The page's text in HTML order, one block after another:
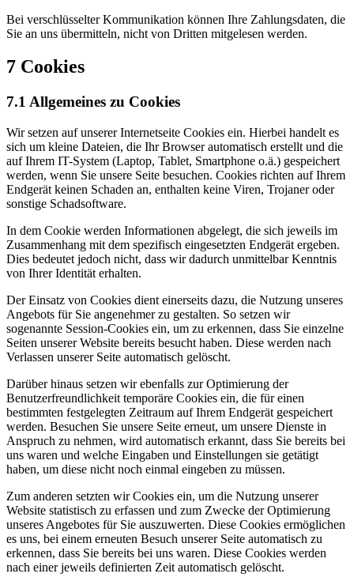
Bei verschlüsselter Kommunikation können Ihre Zahlungsdaten, die
Sie an uns übermitteln, nicht von Dritten mitgelesen werden.
7 Cookies
7.1 Allgemeines zu Cookies
Wir setzen auf unserer Internetseite Cookies ein. Hierbei handelt es
sich um kleine Dateien, die Ihr Browser automatisch erstellt und die
auf Ihrem IT-System (Laptop, Tablet, Smartphone o.ä.) gespeichert
werden, wenn Sie unsere Seite besuchen. Cookies richten auf Ihrem
Endgerät keinen Schaden an, enthalten keine Viren, Trojaner oder
sonstige Schadsoftware.
In dem Cookie werden Informationen abgelegt, die sich jeweils im
Zusammenhang mit dem spezifisch eingesetzten Endgerät ergeben.
Dies bedeutet jedoch nicht, dass wir dadurch unmittelbar Kenntnis
von Ihrer Identität erhalten.
Der Einsatz von Cookies dient einerseits dazu, die Nutzung unseres
Angebots für Sie angenehmer zu gestalten. So setzen wir
sogenannte Session-Cookies ein, um zu erkennen, dass Sie einzelne
Seiten unserer Website bereits besucht haben. Diese werden nach
Verlassen unserer Seite automatisch gelöscht.
Darüber hinaus setzen wir ebenfalls zur Optimierung der
Benutzerfreundlichkeit temporäre Cookies ein, die für einen
bestimmten festgelegten Zeitraum auf Ihrem Endgerät gespeichert
werden. Besuchen Sie unsere Seite erneut, um unsere Dienste in
Anspruch zu nehmen, wird automatisch erkannt, dass Sie bereits bei
uns waren und welche Eingaben und Einstellungen sie getätigt
haben, um diese nicht noch einmal eingeben zu müssen.
Zum anderen setzten wir Cookies ein, um die Nutzung unserer
Website statistisch zu erfassen und zum Zwecke der Optimierung
unseres Angebotes für Sie auszuwerten. Diese Cookies ermöglichen
es uns, bei einem erneuten Besuch unserer Seite automatisch zu
erkennen, dass Sie bereits bei uns waren. Diese Cookies werden
nach einer jeweils definierten Zeit automatisch gelöscht.